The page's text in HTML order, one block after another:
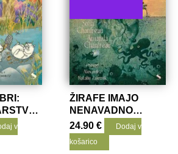
v
ŽIRAFE IMAJO
NENAVADNO
VELIKO SRCE
24.90€
Dodaj v
košarico